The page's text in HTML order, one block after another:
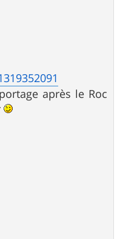
après le Roc